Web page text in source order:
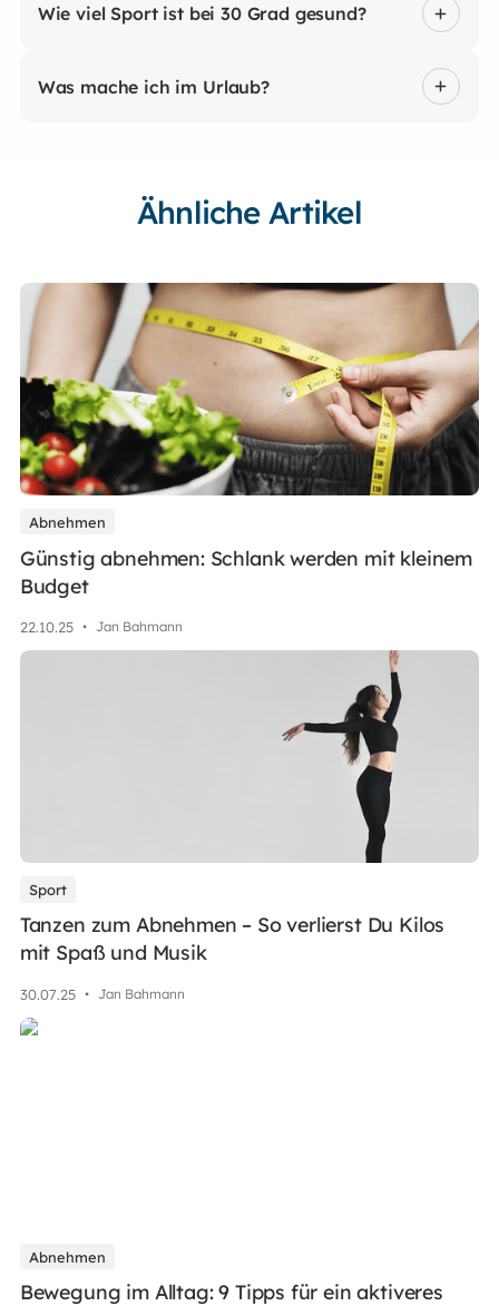
Wie viel Sport ist bei 30 Grad gesund?
Was mache ich im Urlaub?
Ähnliche Artikel
Abnehmen
Günstig abnehmen: Schlank werden mit kleinem
Budget
22.10.25 • Jan Bahmann
Sport
Tanzen zum Abnehmen – So verlierst Du Kilos
mit Spaß und Musik
30.07.25 • Jan Bahmann
Abnehmen
Bewegung im Alltag: 9 Tipps für ein aktiveres